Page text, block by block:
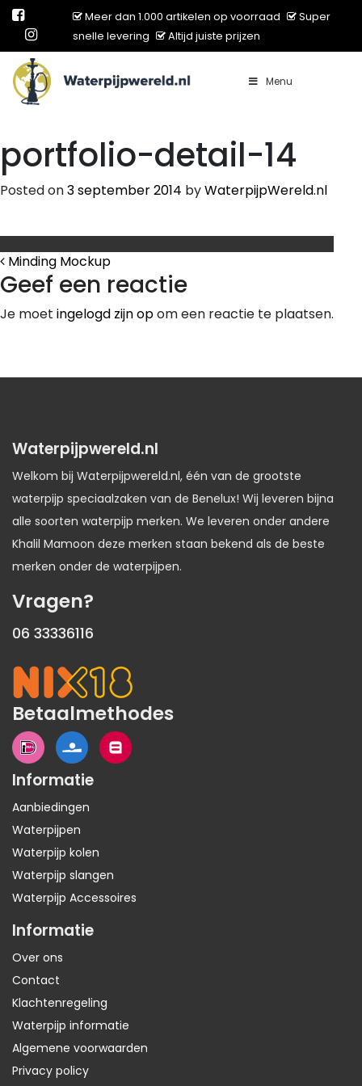
Meer dan 1.000 artikelen op voorraad
Super
snelle levering
Altijd juiste prijzen
Main Navigation Menu
portfolio-detail-14
Posted on3 september 2014 byWaterpijpWereld.nl
Bericht Navigatie
Minding Mockup
Geef een reactie
Je moet ingelogd zijn opom een reactie te plaatsen.
Waterpijpwereld.nl
Welkom bij Waterpijpwereld.nl, één van de grootste
waterpijp speciaalzaken van de Benelux! Wij leveren bijna
alle soorten waterpijp merken. We leveren onder andere
Khalil Mamoon deze merken staan bekend als de beste
merken onder de waterpijpen.
Vragen?
06 33336116
Betaalmethodes
Informatie
Aanbiedingen
Waterpijpen
Waterpijp kolen
Waterpijp slangen
Waterpijp Accessoires
Informatie
Over ons
Contact
Klachtenregeling
Waterpijp informatie
Algemene voorwaarden
Privacy policy